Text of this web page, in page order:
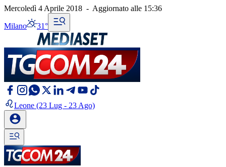
Mercoledì 4 Aprile 2018 - Aggiornato alle 15:36
Milano 31°
Leone (23 Lug - 23 Ago)